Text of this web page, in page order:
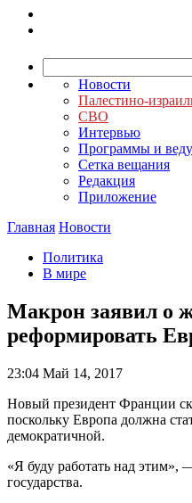
Новости
Палестино-
СВО
Интервью
Программы и
Сетка вещания
Редакция
Приложение
Главная Новости
Политика
В мире
Макрон заявил о
реформировать
23:04 Май 14, 2017
Новый президент Франции
поскольку Европа должна
демократичной.
«Я буду работать над этим»,
государства.